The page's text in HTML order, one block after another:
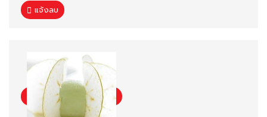
แจ้งลบ